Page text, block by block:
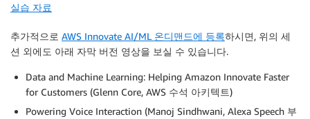
실습 자료
추가적으로 AWS Innovate AI/ML 온디맨드에 등록하시면, 위의 세
션 외에도 아래 자막 버전 영상을 보실 수 있습니다.
Data and Machine Learning: Helping Amazon Innovate Faster
for Customers (Glenn Core, AWS 수석 아키텍트)
Powering Voice Interaction (Manoj Sindhwani, Alexa Speech 부